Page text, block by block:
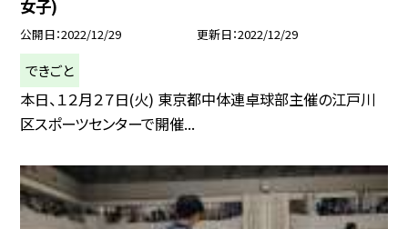
女子)
公開日 2022/12/29 更新日 2022/12/29
できごと
本日、１２月２７日(火) 東京都中体連卓球部主催の江戸川
区スポーツセンターで開催...